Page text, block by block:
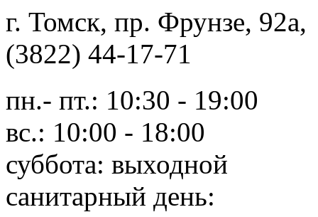
г. Томск, пр. Фрунзе,
(3822) 44-17-71
пн.- пт.: 10:30 - 19:00
вс.: 10:00 - 18:00
суббота: выходной
санитарный день: